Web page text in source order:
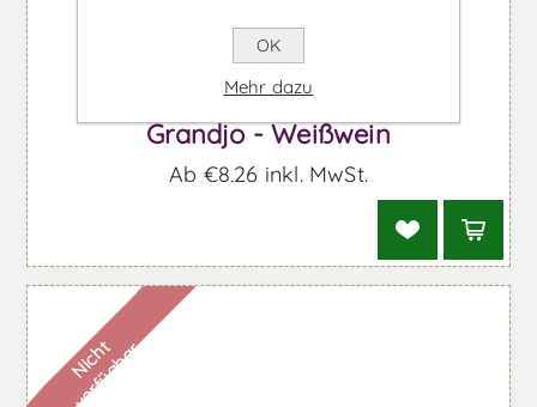
Grandjo - Weißwein
Ab €8,26 inkl. MwSt.
N
i
c
h
t
v
e
r
f
ü
g
b
a
r
OK
Mehr dazu